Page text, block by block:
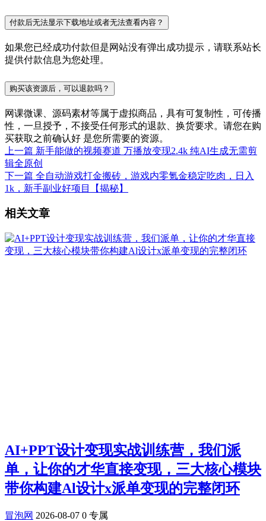
付款后无法显示下载地址或者无法查看内容？
如果您已经成功付款但是网站没有弹出成功提示，请联系站长
提供付款信息为您处理。
购买该资源后，可以退款吗？
网课微课、源码素材等属于虚拟商品，具有可复制性，可传播
性，一旦授予，不接受任何形式的退款、换货要求。请您在购
买获取之前确认好 是您所需要的资源。
上一篇 新手能做的视频赛道 万播放变现2.4k 纯AI生成无需剪
辑全原创
下一篇 全自动游戏打金搬砖，游戏内零氪金稳定吃肉，日入
1k，新手副业好项目【揭秘】
相关文章
AI+PPT设计变现实战训练营，我们派
单，让你的才华直接变现，三大核心模块
带你构建Al设计x派单变现的完整闭环
冒泡网 2026-08-07 0 专属